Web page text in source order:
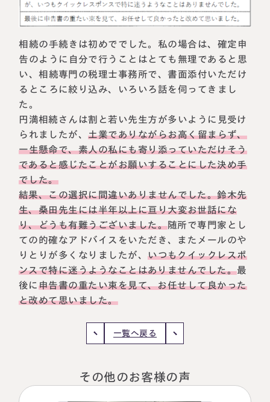
選ばれる理由
税理士紹介
法人情報
東京事務所
〒107-0062
東京都港区南青山一丁目2番6号
ラティス青山スクエア2階
Access 大阪事務所
〒530-0017
大阪府大阪市北区角田町8番47号
阪急グランドビル20階
Access
相続について学ぶ
相続コラム
セミナー
円満相続ちゃんねる
円満相続塾（受講生募集中）
相続の手続きは初めででした。私の場合は、確定申
告のように自分で行うことはとても無理であると思
い、相続専門の税理士事務所で、書面添付いただけ
るところに絞り込み、いろいろ話を伺ってきまし
た。
円満相続さんは割と若い先生方が多いように見受け
られましたが、土業でありながらお高く留まらず、
一生懸命で、素人の私にも寄り添っていただけそう
であると感じたことがお願いすることにした決め手
でした。
結果、この選択に間違いありませんでした。鈴木先
生、桑田先生には半年以上に亘り大変お世話にな
り、どうも有難うございました。随所で専門家とし
ての的確なアドバイスをいただき、またメールのや
りとりが多くなりましたが、いつもクイックレスポ
ンスで特に迷うようなことはありませんでした。最
後に申告書の重たい束を見て、お任せして良かった
と改めて思いました。
一覧へ戻る
その他のお客様の声